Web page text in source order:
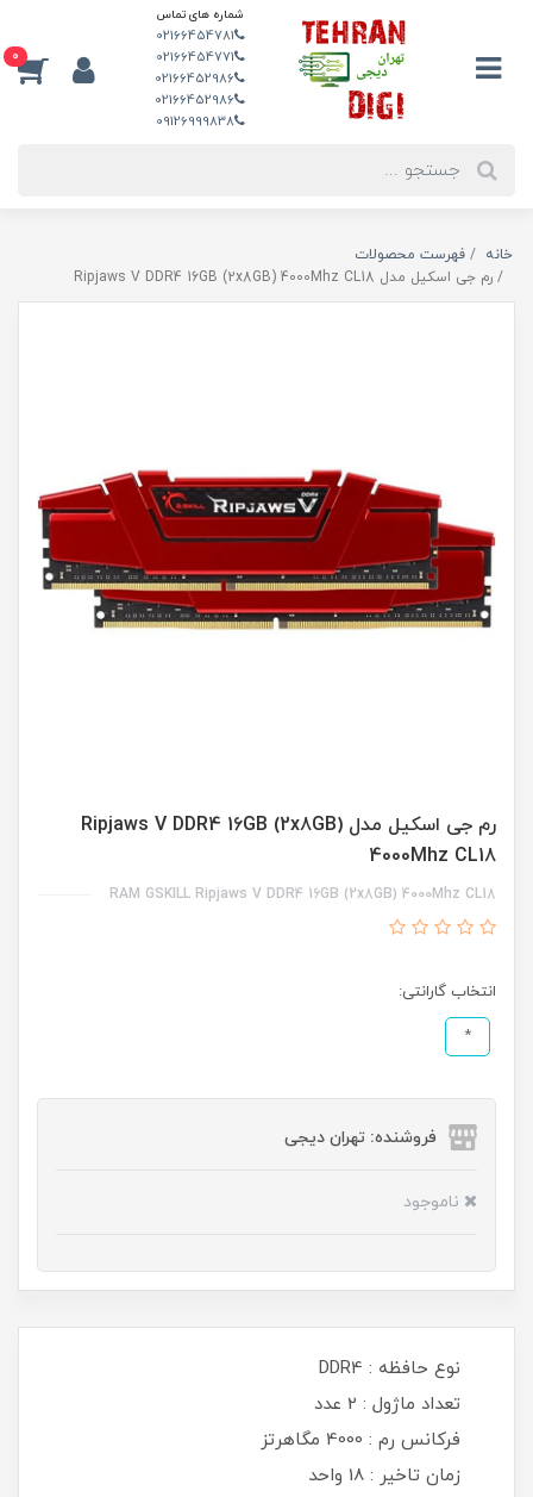
شماره های تماس
02166454781
02166454771
02166452986
02166452986
09126999838
0
خانه
فهرست محصولات
رم جی اسکیل مدل Ripjaws V DDR4 16GB (2x8GB) 4000Mhz CL18
رم جی اسکیل مدل Ripjaws V DDR4 16GB (2x8GB)
4000Mhz CL18
RAM GSKILL Ripjaws V DDR4 16GB (2x8GB) 4000Mhz CL18
انتخاب گارانتی:
*
فروشنده: تهران دیجی
ناموجود
نوع حافظه : DDR4
تعداد ماژول : 2 عدد
فرکانس رم : 4000 مگاهرتز
زمان تاخیر : 18 واحد